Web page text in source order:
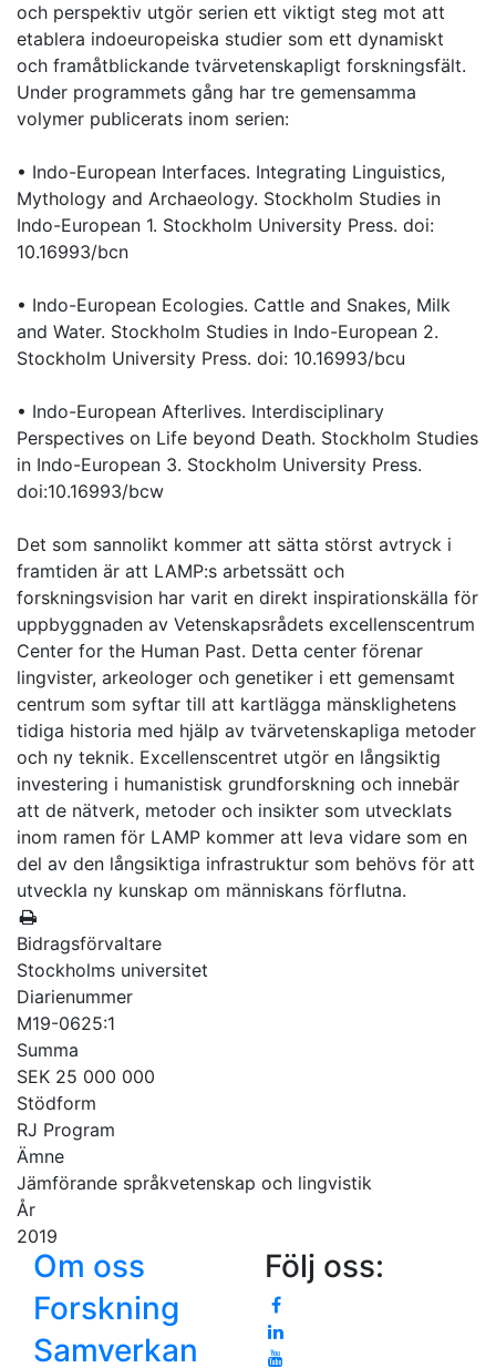
och perspektiv utgör serien ett viktigt steg mot att
etablera indoeuropeiska studier som ett dynamiskt
och framåtblickande tvärvetenskapligt forskningsfält.
Under programmets gång har tre gemensamma
volymer publicerats inom serien:
• Indo-European Interfaces. Integrating Linguistics,
Mythology and Archaeology. Stockholm Studies in
Indo-European 1. Stockholm University Press. doi:
10.16993/bcn
• Indo-European Ecologies. Cattle and Snakes, Milk
and Water. Stockholm Studies in Indo-European 2.
Stockholm University Press. doi: 10.16993/bcu
• Indo-European Afterlives. Interdisciplinary
Perspectives on Life beyond Death. Stockholm Studies
in Indo-European 3. Stockholm University Press.
doi:10.16993/bcw
Det som sannolikt kommer att sätta störst avtryck i
framtiden är att LAMP:s arbetssätt och
forskningsvision har varit en direkt inspirationskälla för
uppbyggnaden av Vetenskapsrådets excellenscentrum
Center for the Human Past. Detta center förenar
lingvister, arkeologer och genetiker i ett gemensamt
centrum som syftar till att kartlägga mänsklighetens
tidiga historia med hjälp av tvärvetenskapliga metoder
och ny teknik. Excellenscentret utgör en långsiktig
investering i humanistisk grundforskning och innebär
att de nätverk, metoder och insikter som utvecklats
inom ramen för LAMP kommer att leva vidare som en
del av den långsiktiga infrastruktur som behövs för att
utveckla ny kunskap om människans förflutna.
Bidragsförvaltare
Stockholms universitet
Diarienummer
M19-0625:1
Summa
SEK 25 000 000
Stödform
RJ Program
Ämne
Jämförande språkvetenskap och lingvistik
År
2019
Om oss
Forskning
Samverkan
Följ oss: